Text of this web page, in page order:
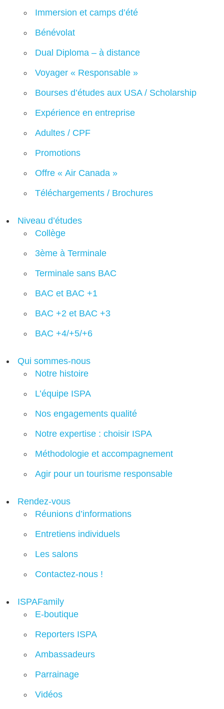
Immersion et camps d’été
Bénévolat
Dual Diploma – à distance
Voyager « Responsable »
Bourses d’études aux USA / Scholarship
Expérience en entreprise
Adultes / CPF
Promotions
Offre « Air Canada »
Téléchargements / Brochures
Niveau d’études
Collège
3ème à Terminale
Terminale sans BAC
BAC et BAC +1
BAC +2 et BAC +3
BAC +4/+5/+6
Qui sommes-nous
Notre histoire
L’équipe ISPA
Nos engagements qualité
Notre expertise : choisir ISPA
Méthodologie et accompagnement
Agir pour un tourisme responsable
Rendez-vous
Réunions d’informations
Entretiens individuels
Les salons
Contactez-nous !
ISPAFamily
E-boutique
Reporters ISPA
Ambassadeurs
Parrainage
Vidéos